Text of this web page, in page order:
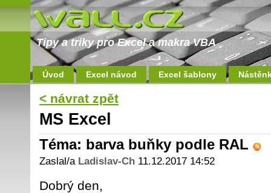
Tipy a triky pro Excel a makra VBA
Úvod Excel návod Excel šablony
< návrat zpět
MS Excel
Téma: barva buňky podle RAL
Zaslal/a Ladislav-Ch 11.12.2017 14:52
Dobrý den,